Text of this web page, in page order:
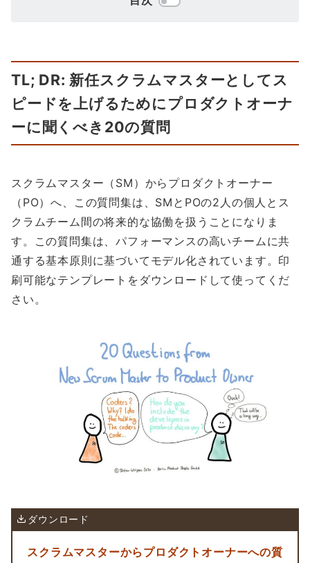
TL; DR: 新任スクラムマスターとしてス
ピードを上げるためにプロダクトオーナ
ーに聞くべき20の質問
スクラムマスター（SM）からプロダクトオーナー
（PO）へ、この質問集は、SMとPOの2人の個人とス
クラムチーム間の将来的な協働を扱うことになりま
す。この質問集は、パフォーマンスの高いチームに共
通する基本原則に基づいてモデル化されています。印
刷可能なテンプレートをダウンロードして使ってくだ
さい。
ダウンロード
スクラムマスターからプロダクトオーナーへの質